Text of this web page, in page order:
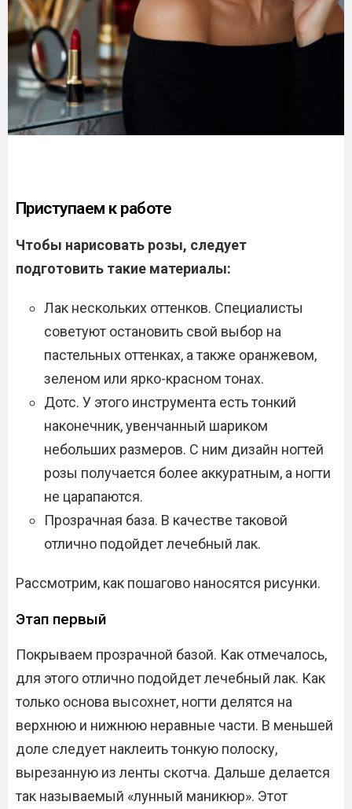
Приступаем к работе
Чтобы нарисовать розы, следует
подготовить такие материалы:
Лак нескольких оттенков. Специалисты
советуют остановить свой выбор на
пастельных оттенках, а также оранжевом,
зеленом или ярко-красном тонах.
Дотс. У этого инструмента есть тонкий
наконечник, увенчанный шариком
небольших размеров. С ним дизайн ногтей
розы получается более аккуратным, а ногти
не царапаются.
Прозрачная база. В качестве таковой
отлично подойдет лечебный лак.
Рассмотрим, как пошагово наносятся рисунки.
Этап первый
Покрываем прозрачной базой. Как отмечалось,
для этого отлично подойдет лечебный лак. Как
только основа высохнет, ногти делятся на
верхнюю и нижнюю неравные части. В меньшей
доле следует наклеить тонкую полоску,
вырезанную из ленты скотча. Дальше делается
так называемый «лунный маникюр». Этот